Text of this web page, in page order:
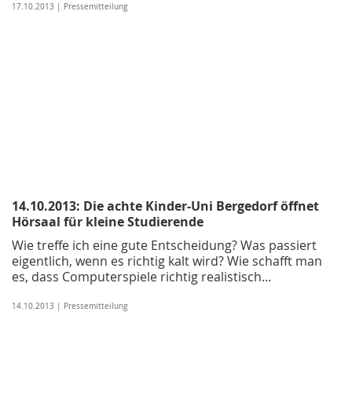
17.10.2013 | Pressemitteilung
14.10.2013: Die achte Kinder-Uni Bergedorf öffnet
Hörsaal für kleine Studierende
Wie treffe ich eine gute Entscheidung? Was passiert
eigentlich, wenn es richtig kalt wird? Wie schafft man
es, dass Computerspiele richtig realistisch…
14.10.2013 | Pressemitteilung